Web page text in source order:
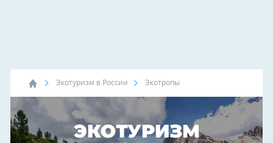
Экотуризм в России Экотропы
ЭКОТУРИЗМ